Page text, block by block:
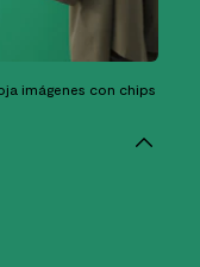
imágenes con chips